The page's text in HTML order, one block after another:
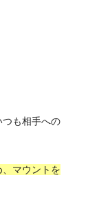
つも相手への
マウントを